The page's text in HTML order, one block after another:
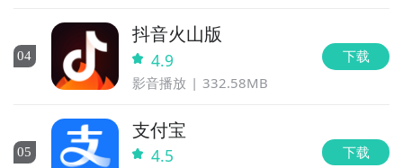
04
抖音火山版
4.9
影音播放 332.58MB
下载
05
支付宝
4.5 下载